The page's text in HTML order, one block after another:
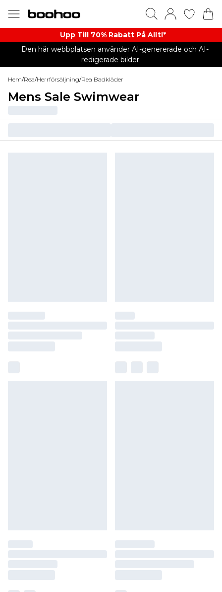
Upp Till 70% Rabatt På Allt!*
Den här webbplatsen använder AI-genererade och AI-
redigerade bilder.
Hem/Rea/Herrförsäljning/Rea Badkläder
Mens Sale Swimwear